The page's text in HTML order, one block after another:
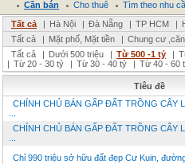
Cần bán
Cho thuê
Tìm theo nhu
Tất cả
| Hà Nội | Đà Nẵng | TP HCM |
Tất cả
| Mặt phố, Mặt tiền | Chung cư
Tất cả
| Dưới 500 triệu | Từ 500 -1 tỷ |
| Từ 20 - 30 tỷ | Từ 30 - 40 tỷ | Từ 40 - 60
Tiêu đề
CHÍNH CHỦ BÁN GẤP ĐẤT TRỒNG CÂY
CHÍNH CHỦ BÁN GẤP ĐẤT TRỒNG CÂY
Chỉ 990 triệu sở hữu đất đẹp Cư Kuin,